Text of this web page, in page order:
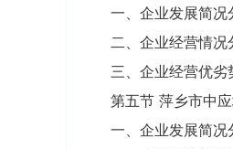
一、企业发展简况
二、企业经营情况
三、企业经营优劣
第五节 萍乡市中
一、企业发展简况